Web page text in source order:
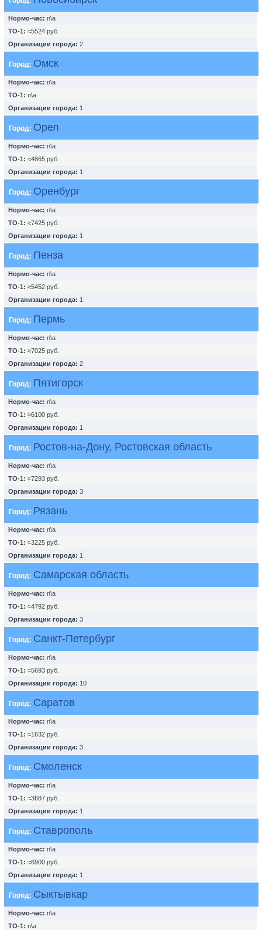
Нормо-час: n\a
ТО-1: ≈5524 руб.
Организации города: 2
Город: Омск
Нормо-час: n\a
ТО-1: n\a
Организации города: 1
Город: Орел
Нормо-час: n\a
ТО-1: ≈4865 руб.
Организации города: 1
Город: Оренбург
Нормо-час: n\a
ТО-1: ≈7425 руб.
Организации города: 1
Город: Пенза
Нормо-час: n\a
ТО-1: ≈5452 руб.
Организации города: 1
Город: Пермь
Нормо-час: n\a
ТО-1: ≈7025 руб.
Организации города: 2
Город: Пятигорск
Нормо-час: n\a
ТО-1: ≈6100 руб.
Организации города: 1
Город: Ростов-на-Дону, Ростовская область
Нормо-час: n\a
ТО-1: ≈7293 руб.
Организации города: 3
Город: Рязань
Нормо-час: n\a
ТО-1: ≈3225 руб.
Организации города: 1
Город: Самарская область
Нормо-час: n\a
ТО-1: ≈4792 руб.
Организации города: 3
Город: Санкт-Петербург
Нормо-час: n\a
ТО-1: ≈5693 руб.
Организации города: 10
Город: Саратов
Нормо-час: n\a
ТО-1: ≈1632 руб.
Организации города: 3
Город: Смоленск
Нормо-час: n\a
ТО-1: ≈3687 руб.
Организации города: 1
Город: Ставрополь
Нормо-час: n\a
ТО-1: ≈6900 руб.
Организации города: 1
Город: Сыктывкар
Нормо-час: n\a
ТО-1: n\a